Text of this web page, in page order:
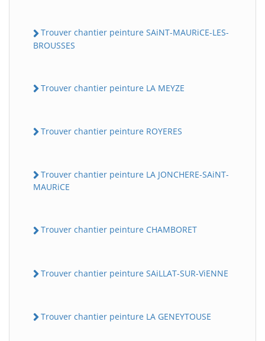
Trouver chantier peinture SAiNT-MAURiCE-LES-
BROUSSES
Trouver chantier peinture LA MEYZE
Trouver chantier peinture ROYERES
Trouver chantier peinture LA JONCHERE-SAiNT-
MAURiCE
Trouver chantier peinture CHAMBORET
Trouver chantier peinture SAiLLAT-SUR-ViENNE
Trouver chantier peinture LA GENEYTOUSE